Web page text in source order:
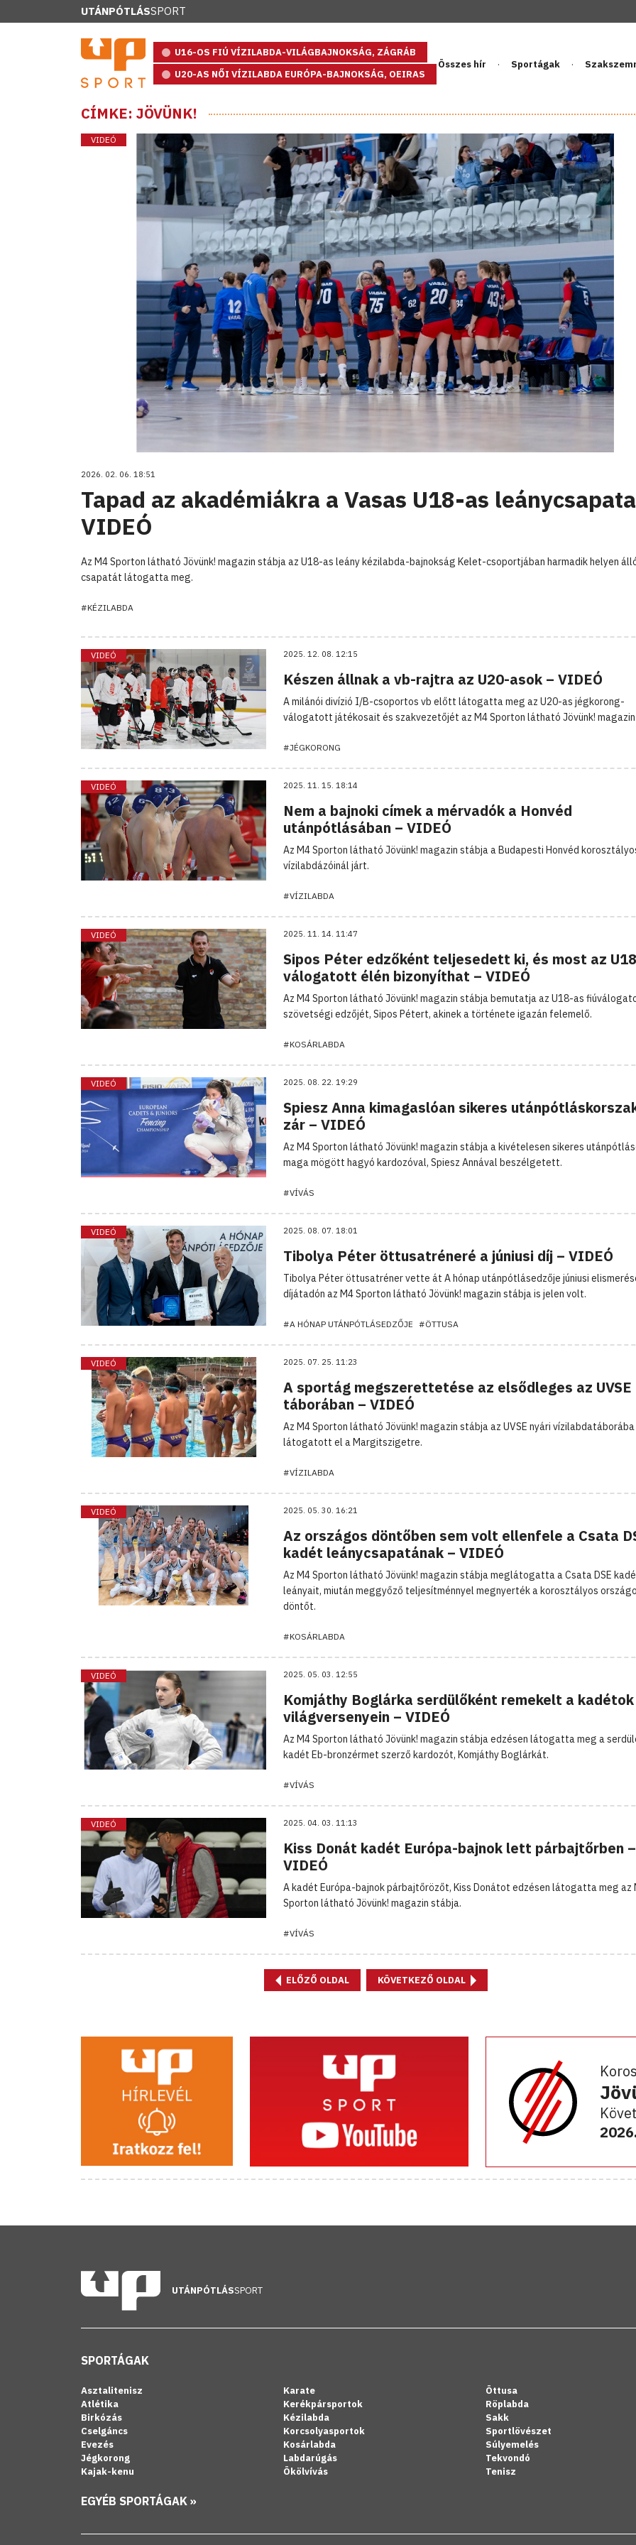
UTÁNPÓTLÁSSPORT
U16-OS FIÚ VÍZILABDA-VILÁGBAJNOKSÁG, ZÁGRÁB
U20-AS NŐI VÍZILABDA EURÓPA-BAJNOKSÁG, OEIRAS
Összes hír Sportágak
CÍMKE: JÖVÜNK!
VIDEÓ
2026. 02. 06. 18:51
Tapad az akadémiákra a Vasas U18-as
VIDEÓ
Az M4 Sporton látható Jövünk! magazin stábja az U18-as leány kézilabda-bajnokság Kelet-csoportjában harmadik helyen
csapatát látogatta meg.
#KÉZILABDA
VIDEÓ 2025. 12. 08. 12:15
Készen állnak a vb-rajtra az U20-asok – VIDEÓ
A milánói divízió I/B-csoportos vb előtt látogatta meg az U20-as jégkorong-
válogatott játékosait és szakvezetőjét az M4 Sporton látható Jövünk!
#JÉGKORONG
VIDEÓ 2025. 11. 15. 18:14
Nem a bajnoki címek a mérvadók a Honvéd
utánpótlásában – VIDEÓ
Az M4 Sporton látható Jövünk! magazin stábja a Budapesti Honvéd
vízilabdázóinál járt.
#VÍZILABDA
VIDEÓ 2025. 11. 14. 11:47
Sipos Péter edzőként teljesedett ki, és most az
válogatott élén bizonyíthat – VIDEÓ
Az M4 Sporton látható Jövünk! magazin stábja bemutatja az U18-as
szövetségi edzőjét, Sipos Pétert, akinek a története igazán felemelő.
#KOSÁRLABDA
VIDEÓ 2025. 08. 22. 19:29
Spiesz Anna kimagaslóan sikeres
zár – VIDEÓ
Az M4 Sporton látható Jövünk! magazin stábja a kivételesen sikeres
maga mögött hagyó kardozóval, Spiesz Annával beszélgetett.
#VÍVÁS
VIDEÓ 2025. 08. 07. 18:01
Tibolya Péter öttusatréneré a júniusi díj – VIDEÓ
Tibolya Péter öttusatréner vette át A hónap utánpótlásedzője júniusi
díjátadón az M4 Sporton látható Jövünk! magazin stábja is jelen volt.
#A HÓNAP UTÁNPÓTLÁSEDZŐJE #ÖTTUSA
VIDEÓ 2025. 07. 25. 11:23
A sportág megszerettetése az elsődleges az UVSE
táborában – VIDEÓ
Az M4 Sporton látható Jövünk! magazin stábja az UVSE nyári vízilabdatáborába
látogatott el a Margitszigetre.
#VÍZILABDA
VIDEÓ 2025. 05. 30. 16:21
Az országos döntőben sem volt ellenfele a Csata
kadét leánycsapatának – VIDEÓ
Az M4 Sporton látható Jövünk! magazin stábja meglátogatta a Csata DSE
leányait, miután meggyőző teljesítménnyel megnyerték a korosztályos
döntőt.
#KOSÁRLABDA
VIDEÓ 2025. 05. 03. 12:55
Komjáthy Boglárka serdülőként remekelt a kadétok
világversenyein – VIDEÓ
Az M4 Sporton látható Jövünk! magazin stábja edzésen látogatta meg a
kadét Eb-bronzérmet szerző kardozót, Komjáthy Boglárkát.
#VÍVÁS
VIDEÓ 2025. 04. 03. 11:13
Kiss Donát kadét Európa-bajnok lett párbajtőrben –
VIDEÓ
A kadét Európa-bajnok párbajtőrözőt, Kiss Donátot edzésen látogatta meg az
Sporton látható Jövünk! magazin stábja.
#VÍVÁS
ELŐZŐ OLDAL KÖVETKEZŐ OLDAL
UTÁNPÓTLÁSSPORT
SPORTÁGAK
Asztalitenisz
Atlétika
Birkózás
Cselgáncs
Evezés
Jégkorong
Kajak-kenu
Karate
Kerékpársportok
Kézilabda
Korcsolyasportok
Kosárlabda
Labdarúgás
Ökölvívás
Öttusa
Röplabda
Sakk
Sportlövészet
Súlyemelés
Tekvondó
Tenisz
EGYÉB SPORTÁGAK »